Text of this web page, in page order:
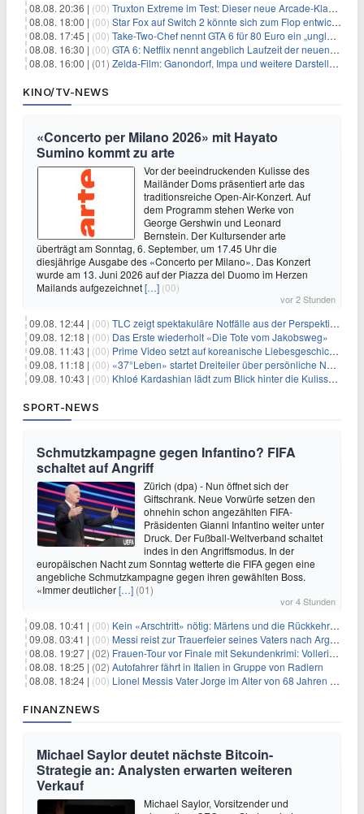
08.08. 20:36 | (00) Truxton Extreme im Test: Dieser neue Arcade-Klassiker verzeiht dir gar nichts
08.08. 18:00 | (00) Star Fox auf Switch 2 könnte sich zum Flop entwickeln
08.08. 17:45 | (00) Take-Two-Chef nennt GTA 6 für 80 Euro ein „unglaubliches Schnäppchen“
08.08. 16:30 | (00) GTA 6: Netflix nennt angeblich Laufzeit der neuen Gameplay-Präsentation
08.08. 16:00 | (01) Zelda-Film: Ganondorf, Impa und weitere Darsteller sollen feststehen
KINO/TV-NEWS
«Concerto per Milano 2026» mit Hayato
Sumino kommt zu arte
Vor der beeindruckenden Kulisse des
Mailänder Doms präsentiert arte das
traditionsreiche Open-Air-Konzert. Auf
dem Programm stehen Werke von
George Gershwin und Leonard
Bernstein. Der Kultursender arte
überträgt am Sonntag, 6. September, um 17.45 Uhr die
diesjährige Ausgabe des «Concerto per Milano». Das Konzert
wurde am 13. Juni 2026 auf der Piazza del Duomo im Herzen
Mailands aufgezeichnet[…] (00)
vor 2 Stunden
09.08. 12:44 | (00) TLC zeigt spektakuläre Notfälle aus der Perspektive der Patienten
09.08. 12:18 | (00) Das Erste wiederholt «Die Tote vom Jakobsweg»
09.08. 11:43 | (00) Prime Video setzt auf koreanische Liebesgeschichte
09.08. 11:18 | (00) «37°Leben» startet Dreiteiler über persönliche Neuanfänge
09.08. 10:43 | (00) Khloé Kardashian lädt zum Blick hinter die Kulissen ihres Freundeskreises
SPORT-NEWS
Schmutzkampagne gegen Infantino? FIFA
schaltet auf Angriff
Zürich (dpa) - Nun öffnet sich der
Giftschrank. Neue Vorwürfe setzen den
ohnehin schon angezählten FIFA-
Präsidenten Gianni Infantino weiter unter
Druck. Der Fußball-Weltverband schaltet
indes in den Angriffsmodus. In der
europäischen Nacht zum Sonntag wetterte die FIFA gegen eine
angebliche Schmutzkampagne gegen ihren gewählten Boss.
«Immer deutlicher[…] (01)
vor 4 Stunden
09.08. 10:41 | (00) Kein «Arschtritt» nötig: Märtens und die Rückkehr nach Paris
09.08. 03:41 | (00) Messi reist zur Trauerfeier seines Vaters nach Argentinien
08.08. 19:27 | (02) Frauen-Tour vor Finale mit Sekundenkrimi: Vollering in Gelb
08.08. 18:25 | (02) Autofahrer fährt in Italien in Gruppe von Radlern
08.08. 18:24 | (00) Lionel Messis Vater Jorge im Alter von 68 Jahren gestorben
FINANZNEWS
Michael Saylor deutet nächste Bitcoin-
Strategie an: Analysten erwarten weiteren
Verkauf
Michael Saylor, Vorsitzender und